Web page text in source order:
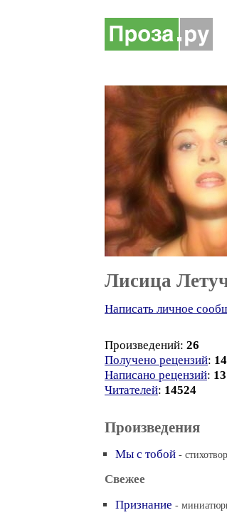
Лисица
Написать личное
Произведений: 26
Получено рецензий:
Написано рецензий:
Читателей: 14524
Произведения
Мы с тобой -
Свежее
Признание -